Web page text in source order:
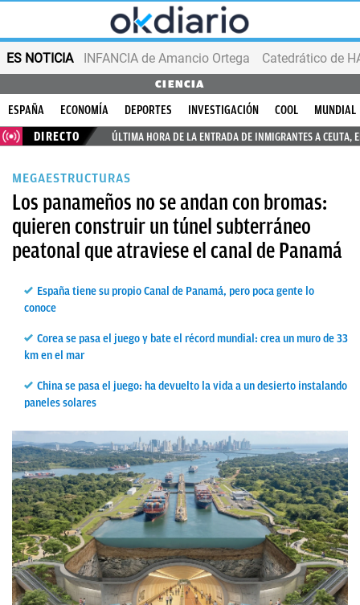
ES NOTICIA INFANCIA de Amancio Ortega
CIENCIA
ESPAÑA ECONOMÍA DEPORTES INVESTIGACIÓN COOL
MUNDIAL
DIRECTO
ÚLTIMA HORA DE LA ENTRADA DE INMIGRANTES A CEUTA,
MEGAESTRUCTURAS
Los panameños no se andan con bromas:
quieren construir un túnel subterráneo
peatonal que atraviese el canal de Panamá
España tiene su propio Canal de Panamá, pero poca gente lo
conoce
Corea se pasa el juego y bate el récord mundial: crea un muro de 33
km en el mar
China se pasa el juego: ha devuelto la vida a un desierto instalando
paneles solares